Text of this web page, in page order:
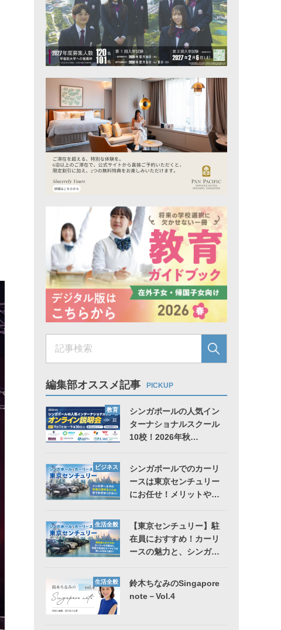
編集部オススメ記事 PICKUP
教育
シンガポールの人気イン
ターナショナルスクール
10校！2026年秋…
ビジネス
シンガポールでのカーリ
ースは東京センチュリー
にお任せ！メリットや…
生活全般
【東京センチュリー】駐
在員におすすめ！カーリ
ースの魅力と、シンガ…
生活全般
鈴木ちなみのSingapore
note－Vol.4